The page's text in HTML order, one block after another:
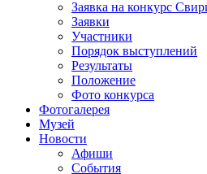
Заявка на конкурс
Заявки
Участники
Порядок выступлений
Результаты
Положение
Фото конкурса
Фотогалерея
Музей
Новости
Афиши
События